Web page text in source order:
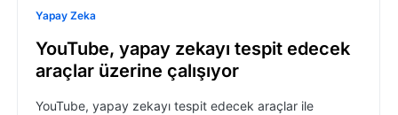
Yapay Zeka
YouTube, yapay zekayı tespit edecek
araçlar üzerine çalışıyor
YouTube, yapay zekayı tespit edecek araçlar ile